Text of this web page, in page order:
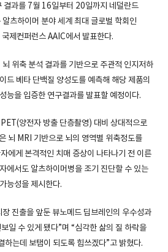
결과를 7월 16일부터 20일까지 네덜란드
츠하이머 분야 세계 최대 글로벌 학회인
제컨퍼런스 AAIC에서 발표한다.
위축 분석 결과를 기반으로 주관적 인지저하
드 베타 단백질 양성도를 예측해 해당 제품의
능을 입증한 연구결과를 발표할 예정이다.
양전자 방출 단층촬영) 대비 상대적으로
뇌 MRI 기반으로 뇌의 영역별 위축정도를
에게 본격적인 치매 증상이 나타나기 전 이른
에서도 알츠하이머병을 조기 진단할 수 있는
가능성을 제시한다.
진출을 앞둔 뷰노메드 딥브레인의 우수성과
일 수 있게 됐다”며 “심각한 삶의 질 하락을
하는데 보탬이 되도록 힘쓰겠다”고 밝혔다.